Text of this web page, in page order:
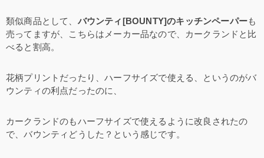
類似商品として、 バウンティ[BOUNTY]のキッチンペーパーも
売ってますが、こちらはメーカー品なので、カークランドと比
べると割高。
花柄プリントだったり、ハーフサイズで使える、というのがバ
ウンティの利点だったのに、
カークランドのもハーフサイズで使えるように改良されたの
で、バウンティどうした？という感じです。